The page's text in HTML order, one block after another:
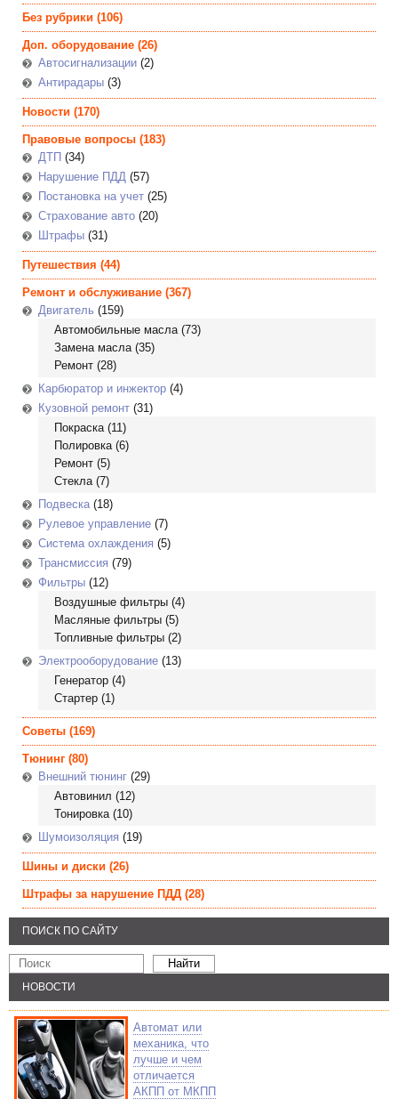
Без рубрики (106)
Доп. оборудование (26)
Автосигнализации (2)
Антирадары (3)
Новости (170)
Правовые вопросы (183)
ДТП (34)
Нарушение ПДД (57)
Постановка на учет (25)
Страхование авто (20)
Штрафы (31)
Путешествия (44)
Ремонт и обслуживание (367)
Двигатель (159)
Автомобильные масла(73)
Замена масла(35)
Ремонт (28)
Карбюратор и инжектор (4)
Кузовной ремонт (31)
Покраска(11)
Полировка(6)
Ремонт (5)
Стекла(7)
Подвеска(18)
Рулевое управление (7)
Система охлаждения (5)
Трансмиссия (79)
Фильтры (12)
Воздушные фильтры (4)
Масляные фильтры (5)
Топливные фильтры (2)
Электрооборудование (13)
Генератор (4)
Стартер (1)
Советы (169)
Тюнинг (80)
Внешний тюнинг (29)
Автовинил (12)
Тонировка(10)
Шумоизоляция (19)
Шины и диски (26)
Штрафы за нарушение ПДД (28)
ПОИСК ПО САЙТУ
НОВОСТИ
Автомат или
механика, что
лучше и чем
отличается
АКПП от МКПП